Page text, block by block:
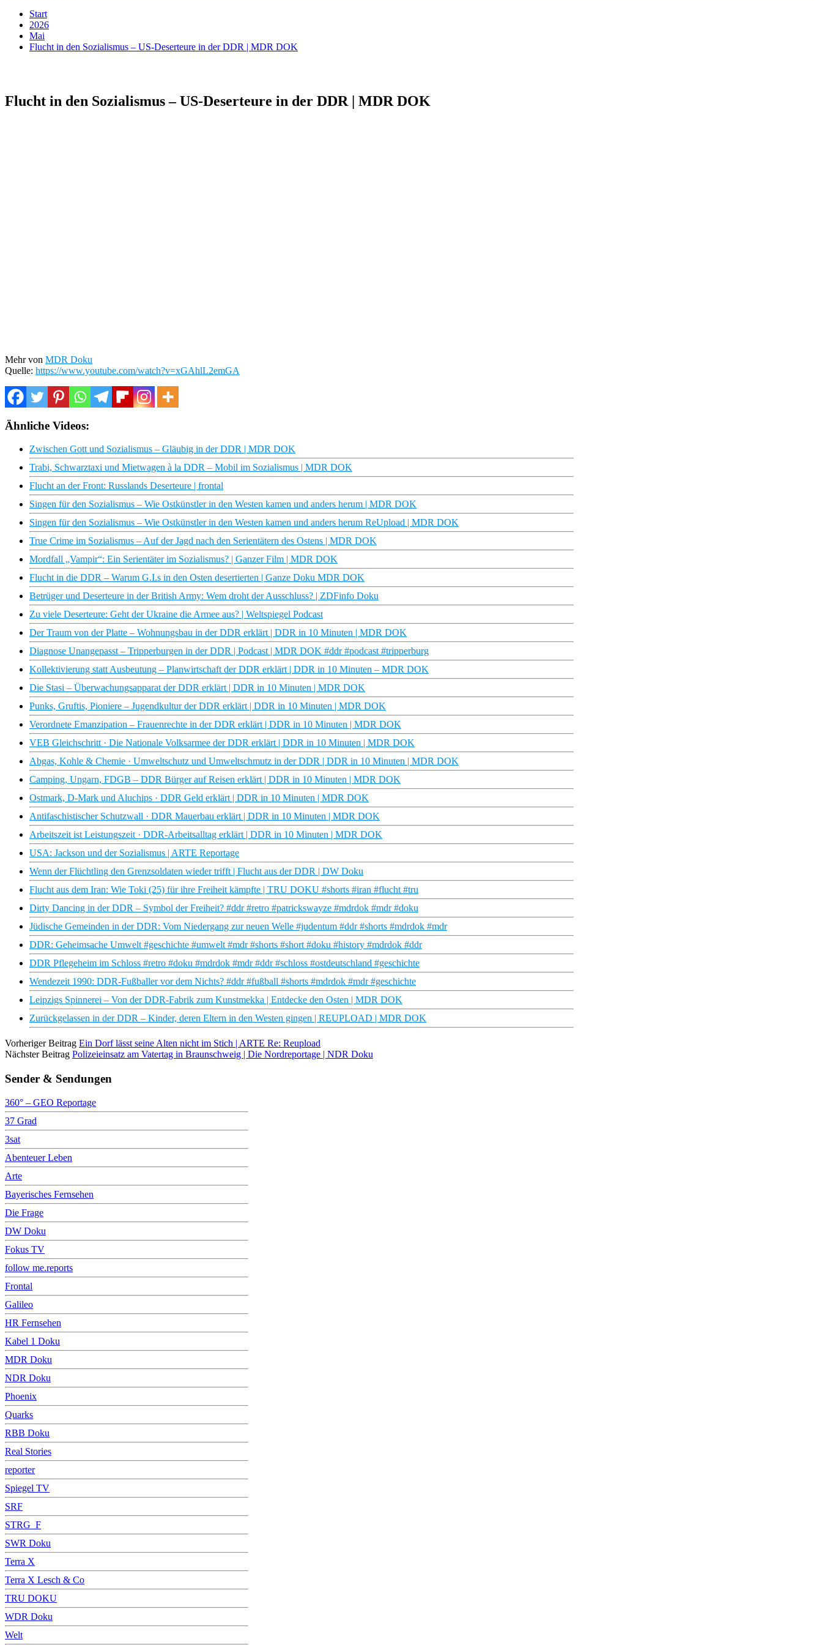
Start
2026
Mai
Flucht in den Sozialismus – US-Deserteure in der DDR | MDR DOK
Flucht in den Sozialismus – US-Deserteure in der DDR | MDR DOK
Mehr von MDR Doku
Quelle: https://www.youtube.com/watch?v=xGAhlL2emGA
Ähnliche Videos:
Zwischen Gott und Sozialismus – Gläubig in der DDR | MDR DOK
Trabi, Schwarztaxi und Mietwagen à la DDR – Mobil im Sozialismus | MDR DOK
Flucht an der Front: Russlands Deserteure | frontal
Singen für den Sozialismus – Wie Ostkünstler in den Westen kamen und anders herum | MDR DOK
Singen für den Sozialismus – Wie Ostkünstler in den Westen kamen und anders herum ReUpload | MDR DOK
True Crime im Sozialismus – Auf der Jagd nach den Serientätern des Ostens | MDR DOK
Mordfall „Vampir“: Ein Serientäter im Sozialismus? | Ganzer Film | MDR DOK
Flucht in die DDR – Warum G.I.s in den Osten desertierten | Ganze Doku MDR DOK
Betrüger und Deserteure in der British Army: Wem droht der Ausschluss? | ZDFinfo Doku
Zu viele Deserteure: Geht der Ukraine die Armee aus? | Weltspiegel Podcast
Der Traum von der Platte – Wohnungsbau in der DDR erklärt | DDR in 10 Minuten | MDR DOK
Diagnose Unangepasst – Tripperburgen in der DDR | Podcast | MDR DOK #ddr #podcast #tripperburg
Kollektivierung statt Ausbeutung – Planwirtschaft der DDR erklärt | DDR in 10 Minuten – MDR DOK
Die Stasi – Überwachungsapparat der DDR erklärt | DDR in 10 Minuten | MDR DOK
Punks, Gruftis, Pioniere – Jugendkultur der DDR erklärt | DDR in 10 Minuten | MDR DOK
Verordnete Emanzipation – Frauenrechte in der DDR erklärt | DDR in 10 Minuten | MDR DOK
VEB Gleichschritt · Die Nationale Volksarmee der DDR erklärt | DDR in 10 Minuten | MDR DOK
Abgas, Kohle & Chemie · Umweltschutz und Umweltschmutz in der DDR | DDR in 10 Minuten | MDR DOK
Camping, Ungarn, FDGB – DDR Bürger auf Reisen erklärt | DDR in 10 Minuten | MDR DOK
Ostmark, D-Mark und Aluchips · DDR Geld erklärt | DDR in 10 Minuten | MDR DOK
Antifaschistischer Schutzwall · DDR Mauerbau erklärt | DDR in 10 Minuten | MDR DOK
Arbeitszeit ist Leistungszeit · DDR-Arbeitsalltag erklärt | DDR in 10 Minuten | MDR DOK
USA: Jackson und der Sozialismus | ARTE Reportage
Wenn der Flüchtling den Grenzsoldaten wieder trifft | Flucht aus der DDR | DW Doku
Flucht aus dem Iran: Wie Toki (25) für ihre Freiheit kämpfte | TRU DOKU #shorts #iran #flucht #tru
Dirty Dancing in der DDR – Symbol der Freiheit? #ddr #retro #patrickswayze #mdrdok #mdr #doku
Jüdische Gemeinden in der DDR: Vom Niedergang zur neuen Welle #judentum #ddr #shorts #mdrdok #mdr
DDR: Geheimsache Umwelt #geschichte #umwelt #mdr #shorts #short #doku #history #mdrdok #ddr
DDR Pflegeheim im Schloss #retro #doku #mdrdok #mdr #ddr #schloss #ostdeutschland #geschichte
Wendezeit 1990: DDR-Fußballer vor dem Nichts? #ddr #fußball #shorts #mdrdok #mdr #geschichte
Leipzigs Spinnerei – Von der DDR-Fabrik zum Kunstmekka | Entdecke den Osten | MDR DOK
Zurückgelassen in der DDR – Kinder, deren Eltern in den Westen gingen | REUPLOAD | MDR DOK
Vorheriger Beitrag Ein Dorf lässt seine Alten nicht im Stich | ARTE Re: Reupload
Nächster Beitrag Polizeieinsatz am Vatertag in Braunschweig | Die Nordreportage | NDR Doku
Sender & Sendungen
360° – GEO Reportage
37 Grad
3sat
Abenteuer Leben
Arte
Bayerisches Fernsehen
Die Frage
DW Doku
Fokus TV
follow me.reports
Frontal
Galileo
HR Fernsehen
Kabel 1 Doku
MDR Doku
NDR Doku
Phoenix
Quarks
RBB Doku
Real Stories
reporter
Spiegel TV
SRF
STRG_F
SWR Doku
Terra X
Terra X Lesch & Co
TRU DOKU
WDR Doku
Welt